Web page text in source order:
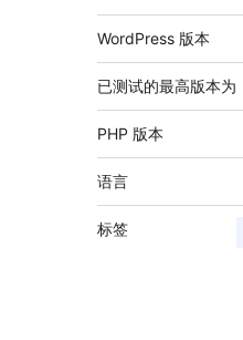
WordPress 版本
已测试的最高版本为
PHP 版本
语言
标签